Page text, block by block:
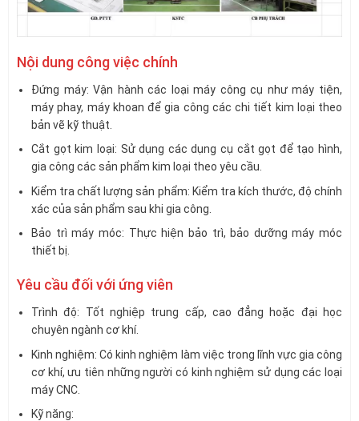
Nội dung công việc chính
Đứng máy: Vận hành các loại máy công cụ như máy tiện,
máy phay, máy khoan để gia công các chi tiết kim loại theo
bản vẽ kỹ thuật.
Cắt gọt kim loại: Sử dụng các dụng cụ cắt gọt để tạo hình,
gia công các sản phẩm kim loại theo yêu cầu.
Kiểm tra chất lượng sản phẩm: Kiểm tra kích thước, độ chính
xác của sản phẩm sau khi gia công.
Bảo trì máy móc: Thực hiện bảo trì, bảo dưỡng máy móc
thiết bị.
Yêu cầu đối với ứng viên
Trình độ: Tốt nghiệp trung cấp, cao đẳng hoặc đại học
chuyên ngành cơ khí.
Kinh nghiệm: Có kinh nghiệm làm việc trong lĩnh vực gia công
cơ khí, ưu tiên những người có kinh nghiệm sử dụng các loại
máy CNC.
Kỹ năng: